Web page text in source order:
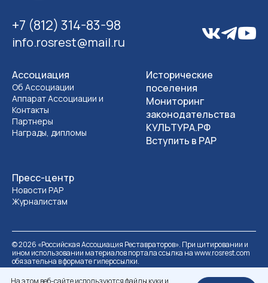
На этом веб-сайте используются файлы куки и
+7 (812) 314-83-98
info.rosrest@mail.ru
Ассоциация
Об Ассоциации
Аппарат Ассоциации и
Контакты
Партнеры
Награды, дипломы
Пресс-центр
Новости РАР
Журналистам
Исторические
поселения
Мониторинг
законодательства
КУЛЬТУРА.РФ
Вступить в РАР
©2026 «Российская Ассоциация Реставраторов». При цитировании и
ином использовании материалов портала ссылка на www.rosrest.com
обязательна в формате гиперссылки.
Политика обработки персональных данных
Разработка сайта